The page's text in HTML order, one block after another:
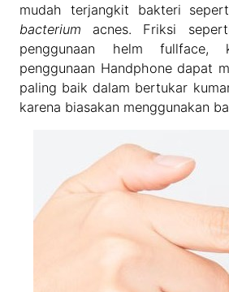
mudah terjangkit bakteri
bacterium acnes. Friksi
penggunaan helm
penggunaan Handphone dapat
paling baik dalam bertukar
karena biasakan menggunakan